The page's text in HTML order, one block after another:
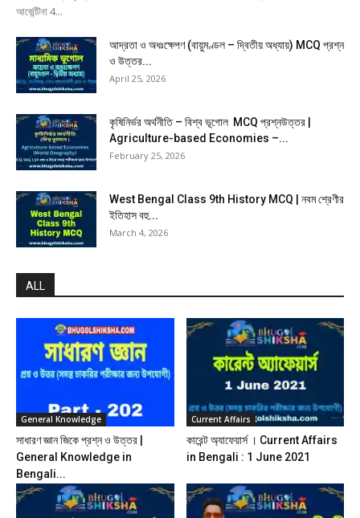
আর্জেন্টিনা 4...
আদ্রতা ও অধঃক্ষেপণ (বায়ুমণ্ডল – দ্বিতীয় অধ্যায়) MCQ প্রশ্ন
ও উত্তর...
April 25, 2026
কৃষিনির্ভর অর্থনীতি – বিশ্ব ভূগোল MCQ প্রশ্নউত্তর |
Agriculture-based Economies –...
February 25, 2026
West Bengal Class 9th History MCQ | নবম শ্রেণীর
ইতিহাস বহু...
March 4, 2026
ALL
General Knowledge
সাধারণ জ্ঞান জিকে প্রশ্ন ও উত্তর |
General Knowledge in
Bengali...
Current Affairs
কারেন্ট অ্যাফেয়ার্স । Current Affairs
in Bengali : 1 June 2021